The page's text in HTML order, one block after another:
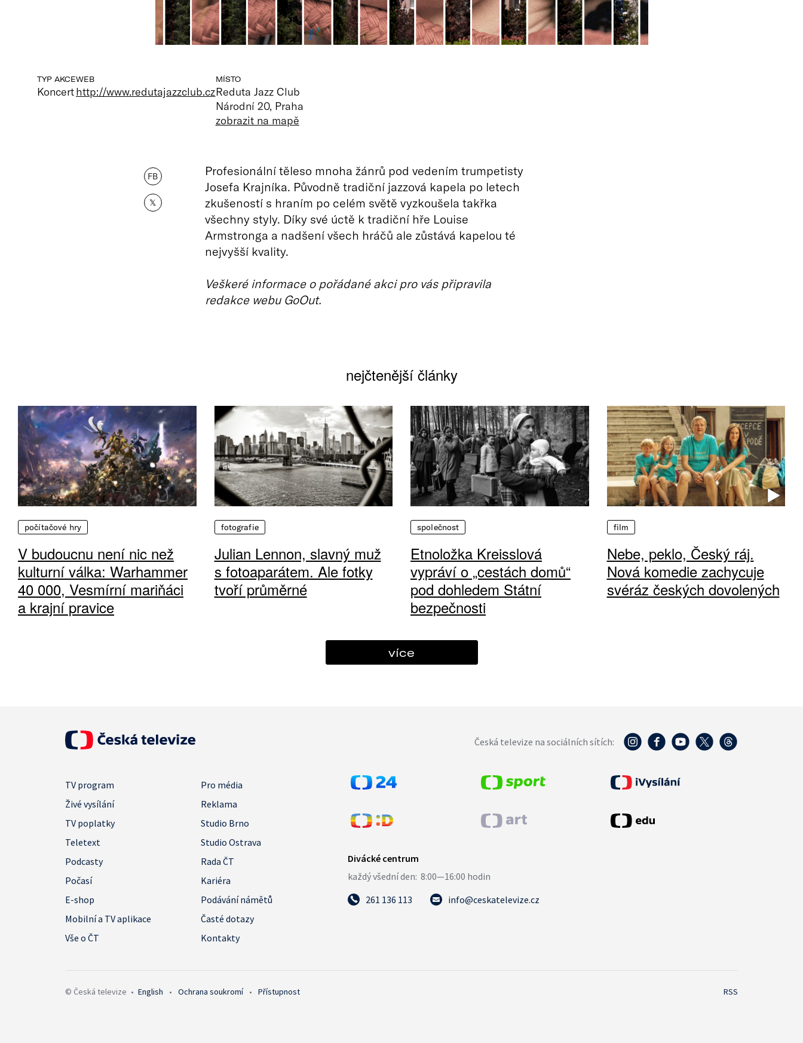
TYP AKCE
Koncert
WEB
http://www.redutajazzclub.cz
MÍSTO
Reduta Jazz Club
Národní 20, Praha
zobrazit na mapě
FB
𝕏
Profesionální těleso mnoha žánrů pod vedením trumpetisty
Josefa Krajníka. Původně tradiční jazzová kapela po letech
zkušeností s hraním po celém světě vyzkoušela takřka
všechny styly. Díky své úctě k tradiční hře Louise
Armstronga a nadšení všech hráčů ale zůstává kapelou té
nejvyšší kvality.
Veškeré informace o pořádané akci pro vás připravila
redakce webu GoOut.
nejčtenější články
počítačové hry
V budoucnu není nic než
kulturní válka: Warhammer
40 000, Vesmírní mariňáci
a krajní pravice
fotografie
Julian Lennon, slavný muž
s fotoaparátem. Ale fotky
tvoří průměrné
společnost
Etnoložka Kreisslová
vypráví o „cestách domů“
pod dohledem Státní
bezpečnosti
film
Nebe, peklo, Český ráj.
Nová komedie zachycuje
svéráz českých dovolených
více
Česká televize na sociálních sítích:
TV program
Pro média
Živé vysílání
Reklama
TV poplatky
Studio Brno
Teletext
Studio Ostrava
Podcasty
Rada ČT
Počasí
Kariéra
E-shop
Podávání námětů
Mobilní a TV aplikace
Časté dotazy
Vše o ČT
Kontakty
261 136 113 info@ceskatelevize.cz
© Česká televize • English • Ochrana soukromí • Přístupnost RSS